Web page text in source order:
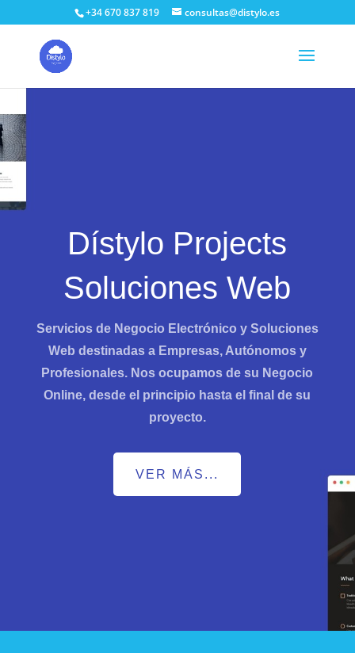
+34 670 837 819 consultas@distylo.es
Dístylo Projects
Soluciones Web
Servicios de Negocio Electrónico y Soluciones
Web destinadas a Empresas, Autónomos y
Profesionales. Nos ocupamos de su Negocio
Online, desde el principio hasta el final de su
proyecto.
VER MÁS...